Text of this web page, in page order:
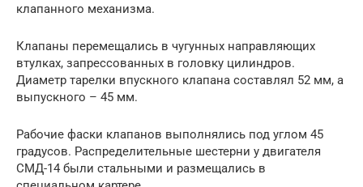
клапанного механизма.
Клапаны перемещались в чугунных направляющих
втулках, запрессованных в головку цилиндров.
Диаметр тарелки впускного клапана составлял 52 мм, а
выпускного – 45 мм.
Рабочие фаски клапанов выполнялись под углом 45
градусов. Распределительные шестерни у двигателя
СМД-14 были стальными и размещались в